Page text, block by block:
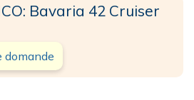
Bavaria 42 Cruiser
domande